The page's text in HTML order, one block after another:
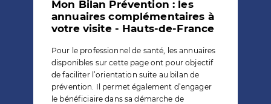
Mon Bilan Prévention : les
annuaires complémentaires à
votre visite - Hauts-de-France
Pour le professionnel de santé, les annuaires
disponibles sur cette page ont pour objectif
de faciliter l’orientation suite au bilan de
prévention. Il permet également d’engager
le bénéficiaire dans sa démarche de